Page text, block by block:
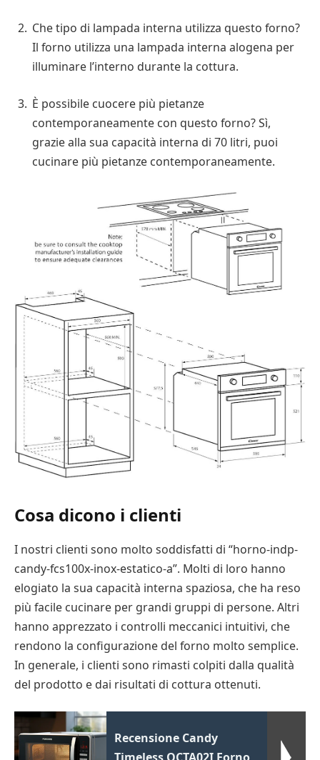
Che tipo di lampada interna utilizza questo forno?
Il forno utilizza una lampada interna alogena per
illuminare l’interno durante la cottura.
È possibile cuocere più pietanze
contemporaneamente con questo forno? Sì,
grazie alla sua capacità interna di 70 litri, puoi
cucinare più pietanze contemporaneamente.
Cosa dicono i clienti
I nostri clienti sono molto soddisfatti di “horno-indp-
candy-fcs100x-inox-estatico-a”. Molti di loro hanno
elogiato la sua capacità interna spaziosa, che ha reso
più facile cucinare per grandi gruppi di persone. Altri
hanno apprezzato i controlli meccanici intuitivi, che
rendono la configurazione del forno molto semplice.
In generale, i clienti sono rimasti colpiti dalla qualità
del prodotto e dai risultati di cottura ottenuti.
Recensione Candy